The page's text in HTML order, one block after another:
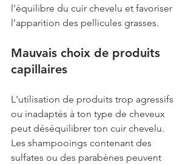
l’équilibre du cuir chevelu et favoriser
l’apparition des pellicules grasses.
Mauvais choix de produits
capillaires
L'utilisation de produits trop agressifs
ou inadaptés à ton type de cheveux
peut déséquilibrer ton cuir chevelu.
Les shampooings contenant des
sulfates ou des parabènes peuvent